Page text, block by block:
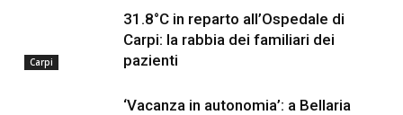
Carpi
31.8°C in reparto all’Ospedale di
Carpi: la rabbia dei familiari dei
pazienti
‘Vacanza in autonomia’: a Bellaria